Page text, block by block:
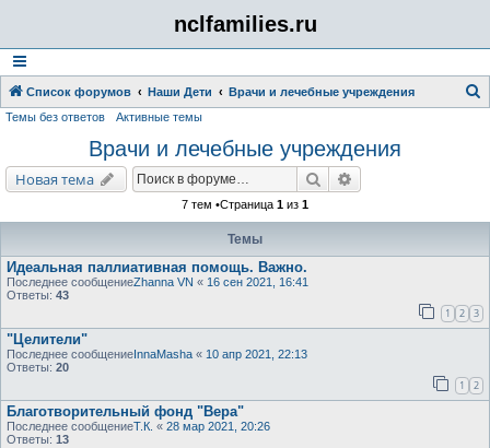
nclfamilies.ru
Список форумов Наши Дети Врачи и лечебные учреждения
Темы без ответов Активные темы
Врачи и лечебные учреждения
Новая тема Поиск
7 тем •Страница 1 из 1
Темы
Идеальная паллиативная помощь. Важно.
Последнее сообщениеZhanna VN « 16 сен 2021, 16:41
Ответы: 43
1 2 3
"Целители"
Последнее сообщениеInnaMasha « 10 апр 2021, 22:13
Ответы: 20
1 2
Благотворительный фонд "Вера"
Последнее сообщениеТ.К. « 28 мар 2021, 20:26
Ответы: 13